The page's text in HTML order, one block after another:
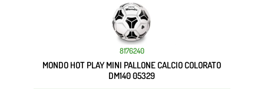
8176240
MONDO HOT PLAY MINI PALLONE CALCIO COLORATO
DM140 05329